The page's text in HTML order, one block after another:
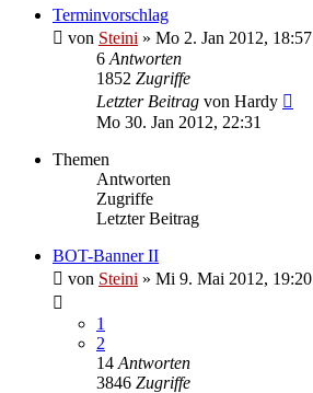
Terminvorschlag
von Steini » Mo 2. Jan 2012, 18:57
6 Antworten
1852 Zugriffe
Letzter Beitrag von Hardy
Mo 30. Jan 2012, 22:31
Themen
Antworten
Zugriffe
Letzter Beitrag
BOT-Banner II
von Steini » Mi 9. Mai 2012, 19:20
1
2
14 Antworten
3846 Zugriffe